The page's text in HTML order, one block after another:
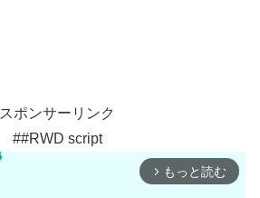
スポンサーリンク
##RWD script
arrow_forward_ios もっと読む